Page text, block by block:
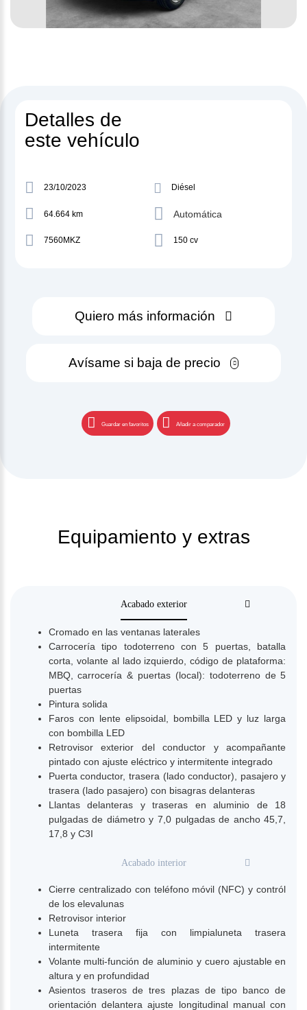
Detalles de
este vehículo
23/10/2023 Diésel
64.664 km Automática
7560MKZ 150 cv
Quiero más información
Avísame si baja de precio
Guardar en favoritos Añadir a comparador
Equipamiento y extras
Acabado exterior
Cromado en las ventanas laterales
Carrocería tipo todoterreno con 5 puertas, batalla
corta, volante al lado izquierdo, código de plataforma:
MBQ, carrocería & puertas (local): todoterreno de 5
puertas
Pintura solida
Faros con lente elipsoidal, bombilla LED y luz larga
con bombilla LED
Retrovisor exterior del conductor y acompañante
pintado con ajuste eléctrico y intermitente integrado
Puerta conductor, trasera (lado conductor), pasajero y
trasera (lado pasajero) con bisagras delanteras
Llantas delanteras y traseras en aluminio de 18
pulgadas de diámetro y 7,0 pulgadas de ancho 45,7,
17,8 y C3I
Acabado interior
Cierre centralizado con teléfono móvil (NFC) y contról
de los elevalunas
Retrovisor interior
Luneta trasera fija con limpialuneta trasera
intermitente
Volante multi-función de aluminio y cuero ajustable en
altura y en profundidad
Asientos traseros de tres plazas de tipo banco de
orientación delantera ajuste longitudinal manual con